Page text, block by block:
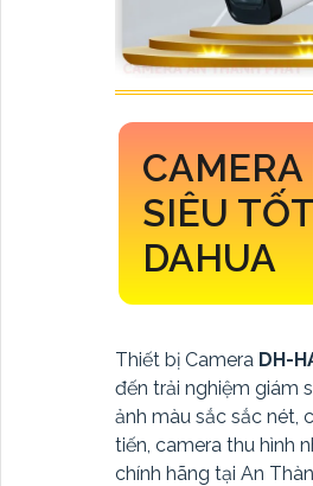
CAMERA
SIÊU
DAHUA
Thiết bị Camera DH-
đến trải nghiệm giám
ảnh màu sắc sắc nét,
tiến, camera thu hình
chính hãng tại An